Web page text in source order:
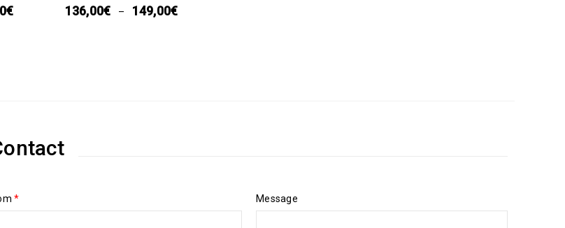
€ 136,00€ – 149,00€
* Message